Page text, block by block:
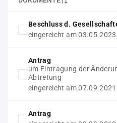
Beschluss d.
eingereicht am 03.05.2023
Antrag
um Eintragung der
Abtretung
eingereicht am 07.09.2021
Antrag